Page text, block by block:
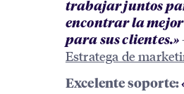
trabajar juntos
encontrar la
para sus clientes.»
Estratega de
Excelente soporte: